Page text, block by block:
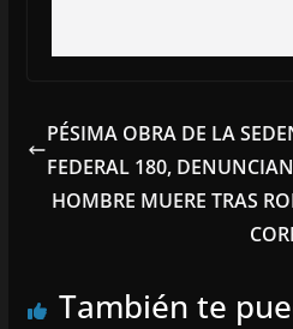
PÉSIMA OBRA DE LA
FEDERAL 180, DENUNCIAN
HOMBRE MUERE TRAS
También te